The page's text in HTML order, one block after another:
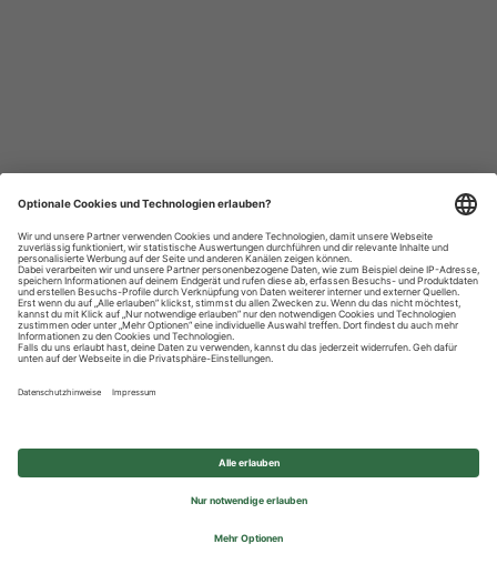
Datenschutzhinweise
Impressum
Privatsphäre-Einstellungen
© 2026 REWE Group - All rights reserved